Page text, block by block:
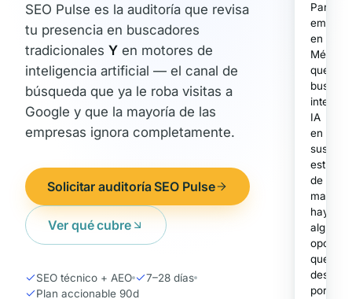
SEO Pulse es la auditoría que revisa
tu presencia en buscadores
tradicionales Y en motores de
inteligencia artificial — el canal de
búsqueda que ya le roba visitas a
Google y que la mayoría de las
empresas ignora completamente.
Solicitar auditoría SEO Pulse
Ver qué cubre
SEO técnico + AEO
7–28 días
Plan accionable 90d
Para
en
México
que
buscan
integrar
IA
en
sus
de
hay
algunas
que
por